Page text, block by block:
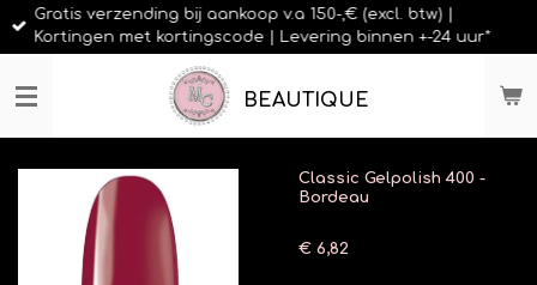
Ga
direct
de
BEAUTIQUE
Gratis verzending bij aankoop v.a 150-,€ (excl. btw) |
Kortingen met kortingscode | Levering binnen +-24 uur*
Classic Gelpolish 400 -
Bordeau
€ 6,82